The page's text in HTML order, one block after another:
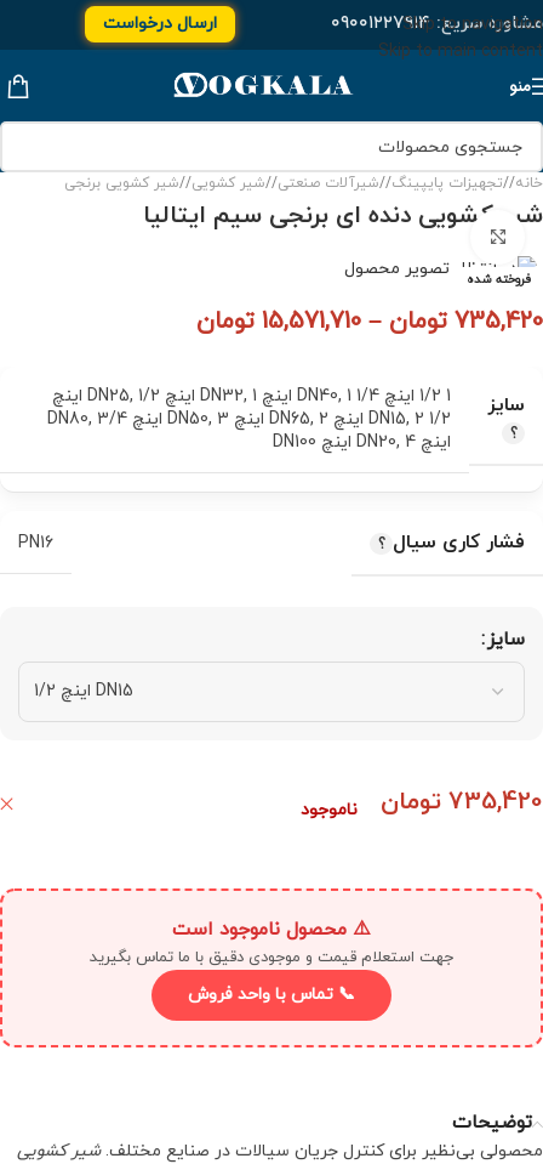
Skip to navigation
Skip to main content
مشاوره سریع:۰۹۰۰۱۲۲۷۹۱۴ ارسال درخواست
منو
خانه/ تجهیزات پایپینگ/ شیرآلات صنعتی/ شیر کشویی/ شیر کشویی برنجی
شیر كشویی دنده ای برنجی سیم ایتالیا
فروخته شده
735,420 تومان –
15,571,710 تومان
سایز 1 1/2 اینچ DN40 , 1 1/4 اینچ DN32 , 1 اینچ DN25 ,
1/2 اینچ
DN15, 2 1/2 اینچ DN65 , 2 اینچ DN50 , 3 اینچ DN80 , 3/4
اینچ DN20
, 4 اینچ DN100
فشار کاری سیال PN16
سایز
735,420 تومان ناموجود
⚠️ محصول ناموجود است
جهت استعلام قیمت و موجودی دقیق با ما تماس بگیرید
📞 تماس با واحد فروش
توضیحات
محصولی بی‌نظیر برای کنترل جریان سیالات در صنایع مختلف.شیر کشویی